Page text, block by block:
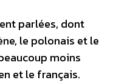
parlées, dont
le polonais et le
moins
et le français.